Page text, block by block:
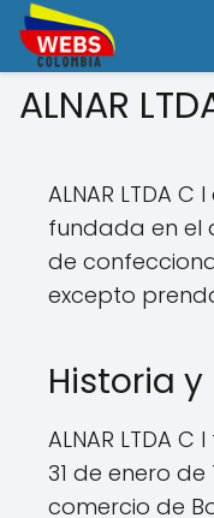
ALNAR
ALNAR LTDA
fundada en el
de
excepto
Historia
ALNAR LTDA
31 de enero
comercio de